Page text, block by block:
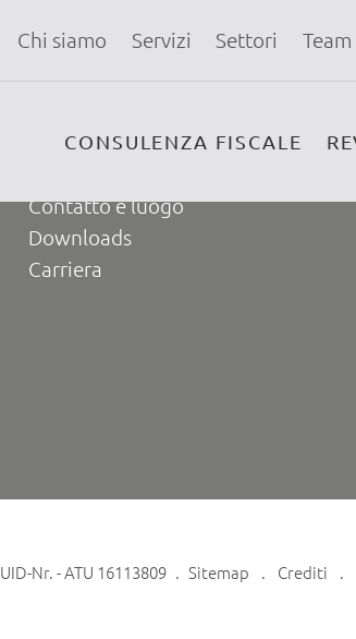
Chi siamo Servizi Settori Team
CONSULENZA FISCALE
I nostri valori
Contatto e luogo
Downloads
Carriera
UID-Nr. - ATU 16113809 Sitemap Crediti